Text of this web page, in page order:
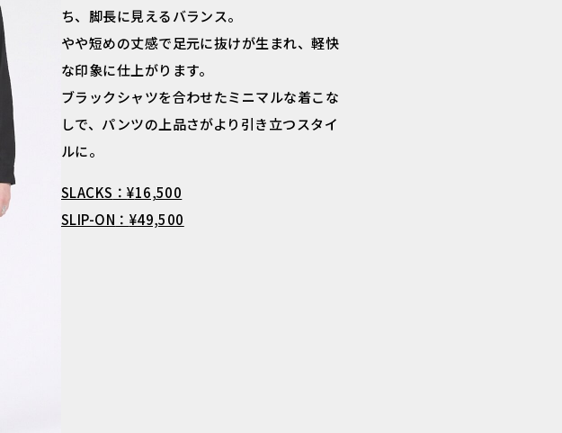
ち、脚長に見えるバランス。
やや短めの丈感で足元に抜けが生まれ、軽快
な印象に仕上がります。
ブラックシャツを合わせたミニマルな着こな
しで、パンツの上品さがより引き立つスタイ
ルに。
SLACKS ¥16,500
SLIP-ON
¥49,500